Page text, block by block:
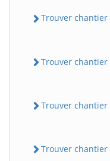
Trouver chantier
Trouver chantier
Trouver chantier
Trouver chantier